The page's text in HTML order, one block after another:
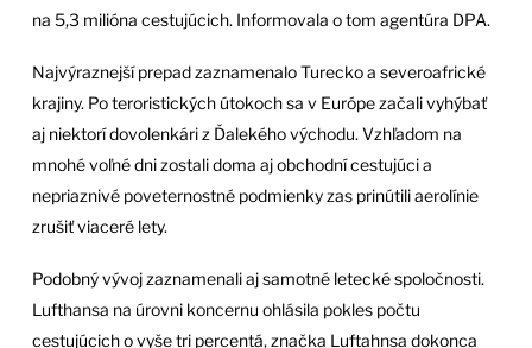
na 5,3 milióna cestujúcich. Informovala o tom agentúra DPA.
Najvýraznejší prepad zaznamenalo Turecko a severoafrické
krajiny. Po teroristických útokoch sa v Európe začali vyhýbať
aj niektorí dovolenkári z Ďalekého východu. Vzhľadom na
mnohé voľné dni zostali doma aj obchodní cestujúci a
nepriaznivé poveternostné podmienky zas prinútili aerolínie
zrušiť viaceré lety.
Podobný vývoj zaznamenali aj samotné letecké spoločnosti.
Lufthansa na úrovni koncernu ohlásila pokles počtu
cestujúcich o vyše tri percentá, značka Luftahnsa dokonca